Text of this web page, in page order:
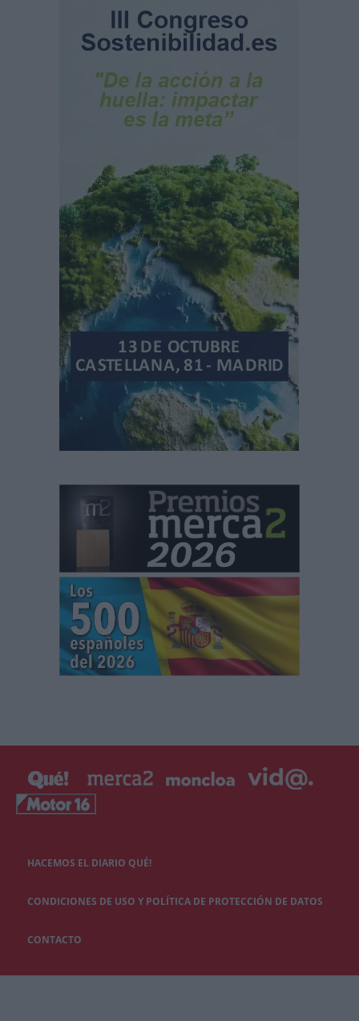
HACEMOS EL DIARIO QUÉ!
CONDICIONES DE USO Y POLÍTICA DE PROTECCIÓN DE DATOS
CONTACTO